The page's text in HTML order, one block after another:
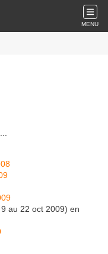
MENU
au 22 oct 2009) en